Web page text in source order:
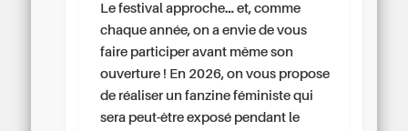
Le festival approche… et, comme
chaque année, on a envie de vous
faire participer avant même son
ouverture ! En 2026, on vous propose
de réaliser un fanzine féministe qui
sera peut-être exposé pendant le